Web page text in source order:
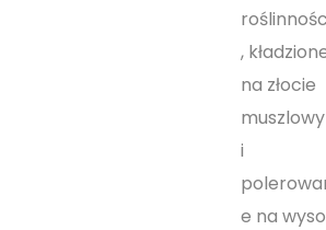
,
na złocie
i
e na